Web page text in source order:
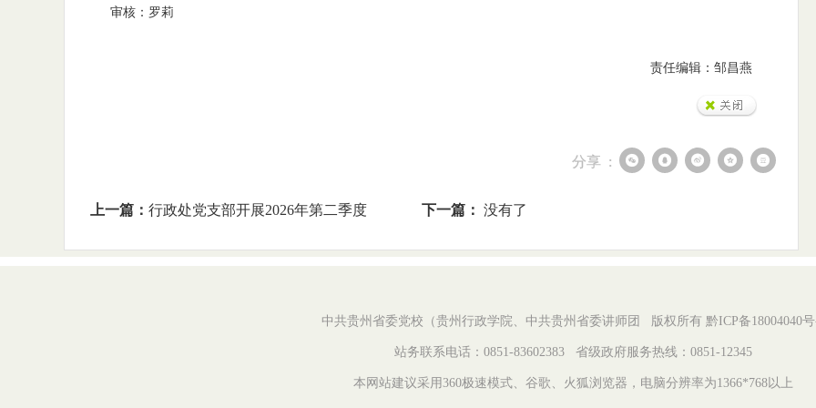
审核：罗莉
责任编辑：邹昌燕
分享 :
上一篇： 行政处党支部开展2026年第二季度 下一篇： 没有了
中共贵州省委党校（贵州行政学院、中共贵州省委讲师团 版权所有 黔ICP备18004040
站务联系电话：0851-83602383 省级政府服务热线：0851-12345
本网站建议采用360极速模式、谷歌、火狐浏览器，电脑分辨率为1366*768以上